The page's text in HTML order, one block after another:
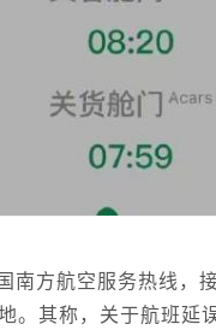
南方航空服务热线，
。其称，关于航班